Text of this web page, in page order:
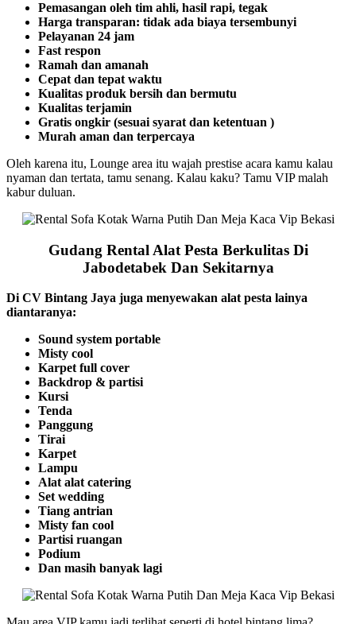
Pemasangan oleh tim ahli, hasil rapi, tegak
Harga transparan: tidak ada biaya tersembunyi
Pelayanan 24 jam
Fast respon
Ramah dan amanah
Cepat dan tepat waktu
Kualitas produk bersih dan bermutu
Kualitas terjamin
Gratis ongkir (sesuai syarat dan ketentuan )
Murah aman dan terpercaya
Oleh karena itu, Lounge area itu wajah prestise acara kamu kalau
nyaman dan tertata, tamu senang. Kalau kaku? Tamu VIP malah
kabur duluan.
Gudang Rental Alat Pesta Berkulitas Di
Jabodetabek Dan Sekitarnya
Di CV Bintang Jaya juga menyewakan alat pesta lainya
diantaranya:
Sound system portable
Misty cool
Karpet full cover
Backdrop & partisi
Kursi
Tenda
Panggung
Tirai
Karpet
Lampu
Alat alat catering
Set wedding
Tiang antrian
Misty fan cool
Partisi ruangan
Podium
Dan masih banyak lagi